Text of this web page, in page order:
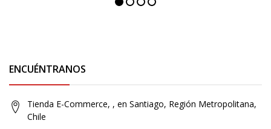
ENCUÉNTRANOS
Tienda E-Commerce, , en Santiago, Región Metropolitana,
Chile